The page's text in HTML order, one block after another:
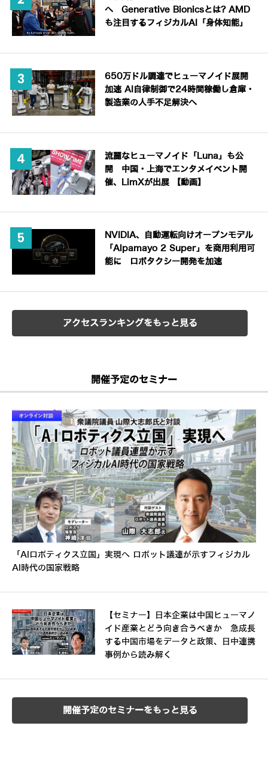
へ Generative Bionicsとは? AMD
も注目するフィジカルAI「身体知能」
650万ドル調達でヒューマノイド展開
加速 AI自律制御で24時間稼働し倉庫・
製造業の人手不足解決へ
流麗なヒューマノイド「Luna」も公
開 中国・上海でエンタメイベント開
催、LimXが出展 【動画】
NVIDIA、自動運転向けオープンモデル
「Alpamayo 2 Super」を商用利用可
能に ロボタクシー開発を加速
アクセスランキングをもっと見る
開催予定のセミナー
「AIロボティクス立国」実現へ ロボット議連が示すフィジカル
AI時代の国家戦略
【セミナー】日本企業は中国ヒューマノ
イド産業とどう向き合うべきか 急成長
する中国市場をデータと政策、日中連携
事例から読み解く
開催予定のセミナーをもっと見る